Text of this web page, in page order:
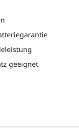
geeignet